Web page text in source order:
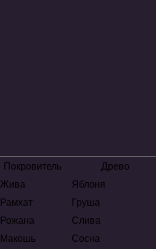
Покровитель
Древо
Жива
Яблоня
Рамхат
Груша
Рожана
Слива
Макошь Сосна